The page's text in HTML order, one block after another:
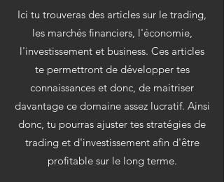
Ici tu trouveras des articles sur le trading,
les marchés financiers, l'économie,
l'investissement et business. Ces articles
te permettront de développer tes
connaissances et donc, de maitriser
davantage ce domaine assez lucratif. Ainsi
donc, tu pourras ajuster tes stratégies de
trading et d'investissement afin d'être
profitable sur le long terme.